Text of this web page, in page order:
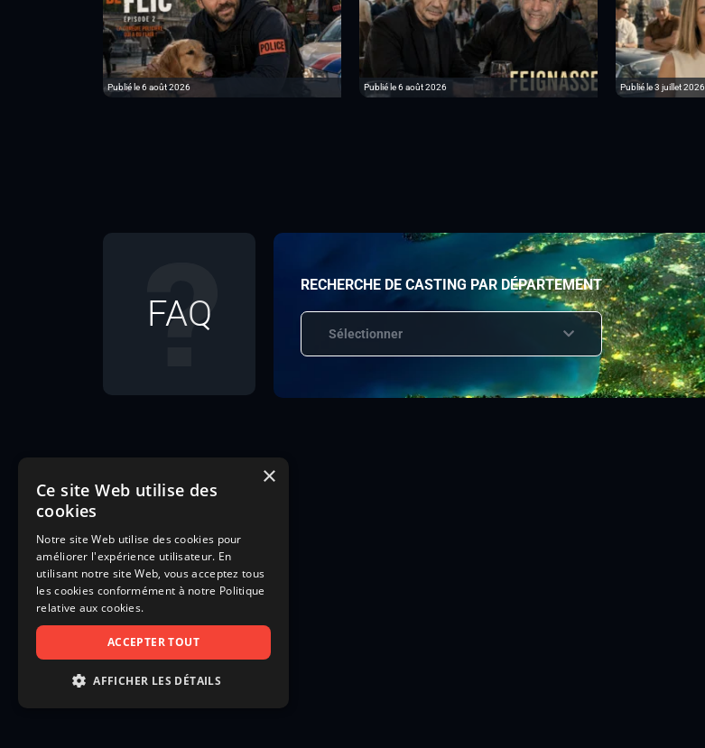
Publié le 6 août 2026 Publié le 6 août 2026 Publié le 3 juillet 2026
FAQ
RECHERCHE DE CASTING PAR DÉPARTEMENT
Sélectionner
×
Ce site Web utilise des
cookies
Notre site Web utilise des cookies pour
améliorer l'expérience utilisateur. En
utilisant notre site Web, vous acceptez tous
les cookies conformément à notre Politique
relative aux cookies.
ACCEPTER TOUT
AFFICHER LES DÉTAILS